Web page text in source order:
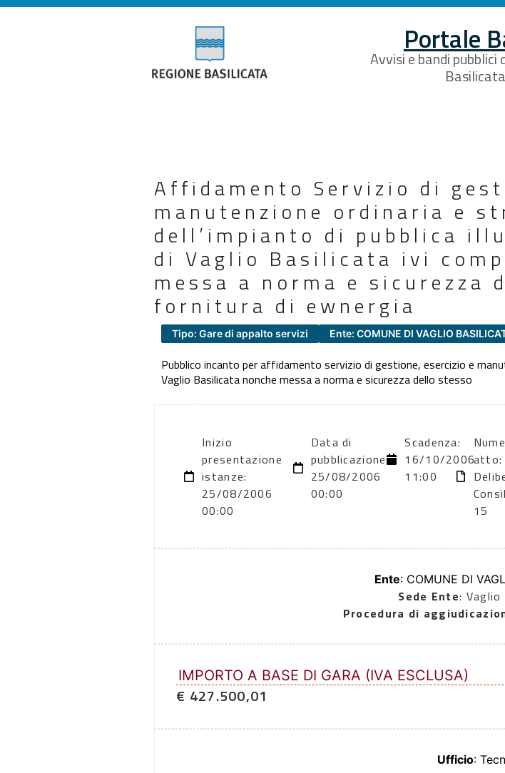
Portale
Avvisi e bandi pubblici
Basilicata
Affidamento Servizio di
manutenzione ordinaria e
dell’impianto di pubblica
di Vaglio Basilicata ivi
messa a norma e sicurezza
fornitura di ewnergia
Tipo: Gare di appalto servizi Ente: COMUNE DI VAGLIO
Pubblico incanto per affidamento servizio di gestione, esercizio e
Vaglio Basilicata nonche messa a norma e sicurezza dello stesso
Inizio
presentazione
istanze:
25/08/2006
00:00
Data di
pubblicazione:
25/08/2006
00:00
Scadenza:
16/10/2006
11:00
atto:
15
Ente: COMUNE DI
Sede Ente:
Procedura di
IMPORTO A BASE DI GARA (IVA ESCLUSA)
€ 427.500,01
Ufficio: